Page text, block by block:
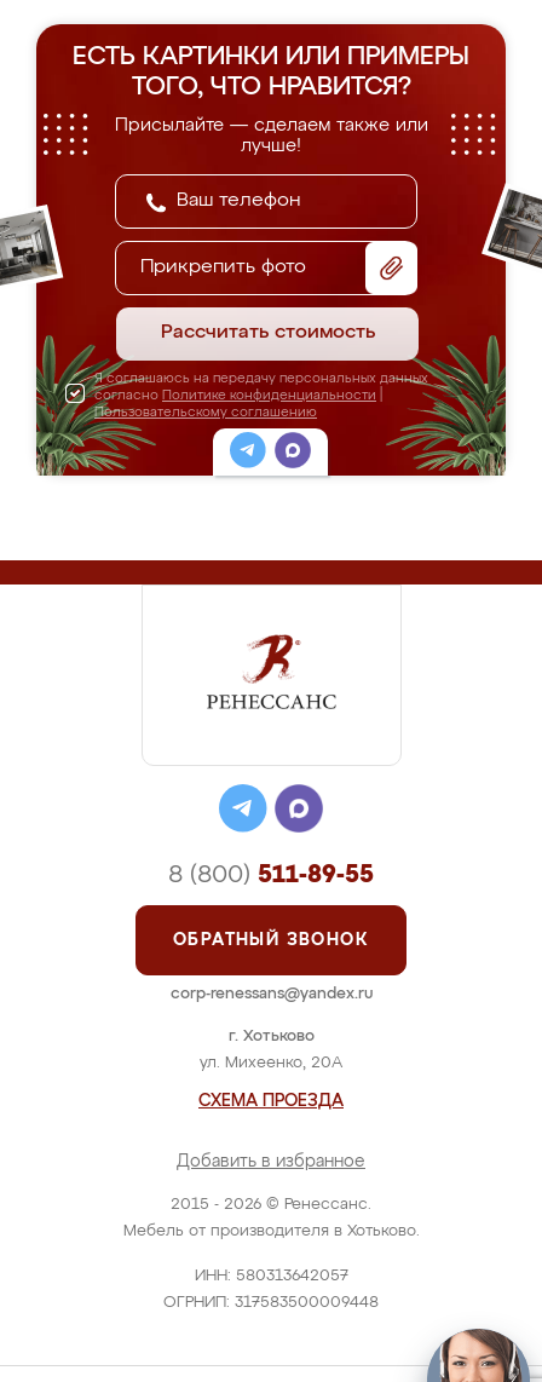
ЕСТЬ КАРТИНКИ ИЛИ ПРИМЕРЫ
ТОГО, ЧТО НРАВИТСЯ?
Присылайте — сделаем также или
лучше!
Прикрепить фото
Рассчитать стоимость
Я соглашаюсь на передачу персональных данных
согласно Политике конфиденциальности
Пользовательскому соглашению
2015 - 2026 © Ренессанс.
Мебель от производителя в Хотьково.
ИНН: 580313642057
ОГРНИП: 317583500009448
г. Хотьково
ул. Михеенко, 20А
СХЕМА ПРОЕЗДА
Добавить в избранное
8 (800) 511-89-55
ОБРАТНЫЙ ЗВОНОК
corp-renessans@yandex.ru